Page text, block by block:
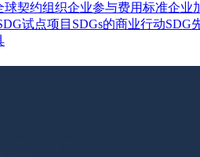
球契约组织企业参与费用标准企业
试点项目 SDGs的商业行动SDG